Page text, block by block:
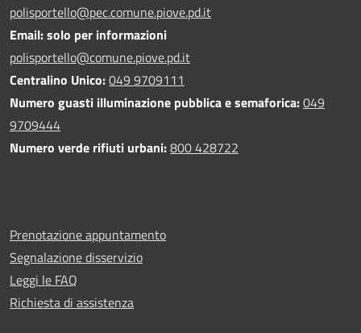
polisportello@pec.comune.piove.pd.it
Email: solo per informazioni
polisportello@comune.piove.pd.it
Centralino Unico:049 9709111
Numero guasti illuminazione pubblica e semaforica:049
9709444
Numero verde rifiuti urbani:800 428722
Prenotazione appuntamento
Segnalazione disservizio
Leggi le FAQ
Richiesta di assistenza